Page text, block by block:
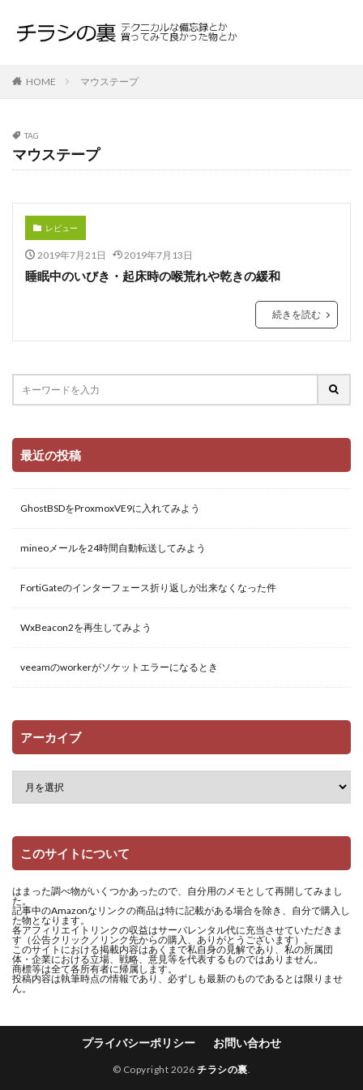
HOME マウステープ
TAG
マウステープ
レビュー
2019年7月21日 2019年7月13日
睡眠中のいびき・起床時の喉荒れや乾きの緩和
続きを読む
最近の投稿
GhostBSDをProxmoxVE9に入れてみよう
mineoメールを24時間自動転送してみよう
FortiGateのインターフェース折り返しが出来なくなった件
WxBeacon2を再生してみよう
veeamのworkerがソケットエラーになるとき
アーカイブ
このサイトについて
はまった調べ物がいくつかあったので、自分用のメモとして再開してみまし
た。
記事中のAmazonなリンクの商品は特に記載がある場合を除き、自分で購入し
た物となります。
各アフィリエイトリンクの収益はサーバレンタル代に充当させていただきま
す（公告クリック／リンク先からの購入、ありがとうございます）。
このサイトにおける掲載内容はあくまで私自身の見解であり、私の所属団
体・企業における立場、戦略、意見等を代表するものではありません。
商標等は全て各所有者に帰属します。
投稿内容は執筆時点の情報であり、必ずしも最新のものであるとは限りませ
ん。
プライバシーポリシー お問い合わせ
© Copyright 2026チラシの裏.